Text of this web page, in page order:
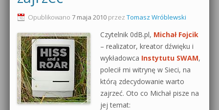
Produkcja muzyczna od podstaw
Sylenth1 od podstaw
Sound Forge od podstaw
Dubstep z syntezatorem Massive
0dB.pl - informacje
Newsletter
Materiały dla mediów
Archiwum aktualności
Polityka prywatności
Opublikowano 7 maja 2010 przez Tomasz Wróblewski
Czytelnik 0dB.pl, Michał Fojcik
– realizator, kreator dźwięku i
wykładowca Instytutu SWAM,
polecił mi witrynę w Sieci, na
którą zdecydowanie warto
zajrzeć. Oto co Michał pisze na
jej temat: